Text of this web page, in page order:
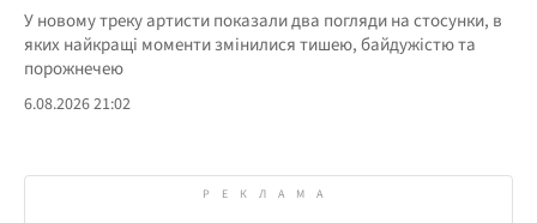
У новому треку артисти показали два погляди на стосунки, в
яких найкращі моменти змінилися тишею, байдужістю та
порожнечею
6.08.2026 21:02